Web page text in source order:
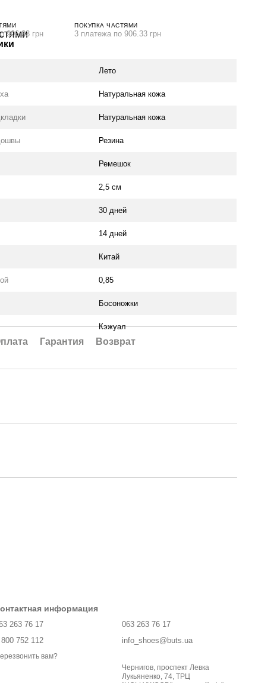
906.33 грн
ПОКУПКА ЧАСТЯМИ
3 платежа по 906.33 грн
Лето
Натуральная кожа
Натуральная кожа
Резина
Ремешок
2,5 см
30 дней
14 дней
Китай
0,85
Босоножки
Кэжуал
Гарантия Возврат
информация
263 76 17
752 112
вам?
063 263 76 17
info_shoes@buts.ua
Чернигов, проспект Левка
Лукьяненко, 74, ТРЦ